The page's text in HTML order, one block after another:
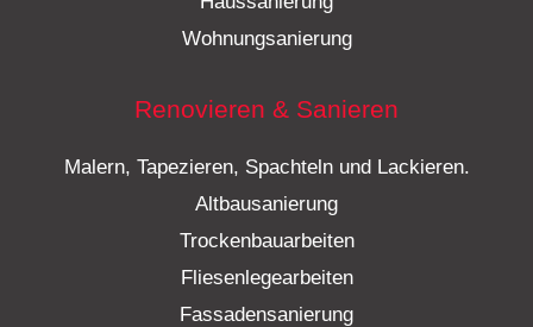
Wohnungsanierung
Renovieren & Sanieren
Malern, Tapezieren, Spachteln und Lackieren.
Altbausanierung
Trockenbauarbeiten
Fliesenlegearbeiten
Fassadensanierung